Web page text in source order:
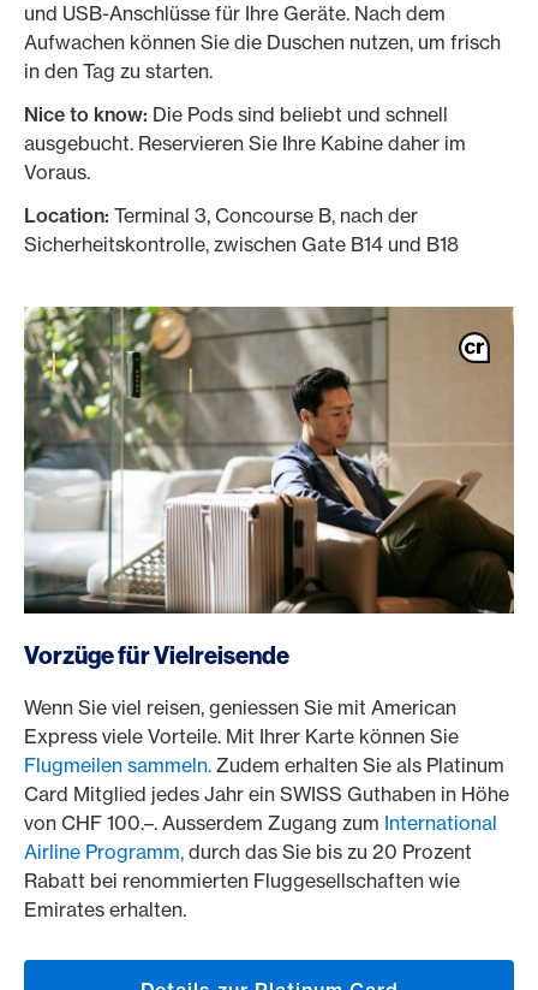
und USB-Anschlüsse für Ihre Geräte. Nach dem
Aufwachen können Sie die Duschen nutzen, um frisch
in den Tag zu starten.
Nice to know: Die Pods sind beliebt und schnell
ausgebucht. Reservieren Sie Ihre Kabine daher im
Voraus.
Location: Terminal 3, Concourse B, nach der
Sicherheitskontrolle, zwischen Gate B14 und B18
Vorzüge für Vielreisende
Wenn Sie viel reisen, geniessen Sie mit American
Express viele Vorteile. Mit Ihrer Karte können Sie
Flugmeilen sammeln. Zudem erhalten Sie als Platinum
Card Mitglied jedes Jahr ein SWISS Guthaben in Höhe
von CHF 100.–. Ausserdem Zugang zum International
Airline Programm, durch das Sie bis zu 20 Prozent
Rabatt bei renommierten Fluggesellschaften wie
Emirates erhalten.